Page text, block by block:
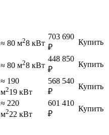
≈ 80 м28 кВт
703 690
₽
Купить
≈ 80 м28 кВт
448 850
₽
Купить
≈ 190
м219 кВт
568 540
₽
Купить
≈ 220
м222 кВт
601 410
₽
Купить